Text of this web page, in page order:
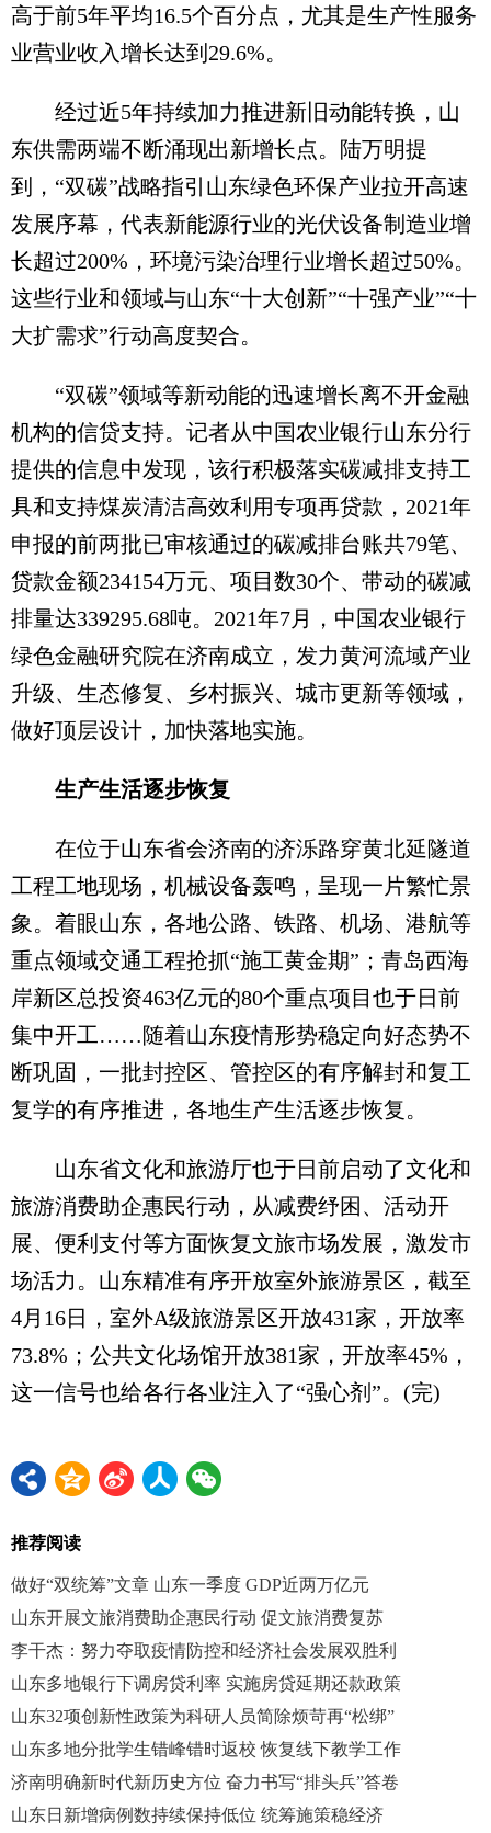
高于前5年平均16.5个百分点，尤其是生产性服务
业营业收入增长达到29.6%。
经过近5年持续加力推进新旧动能转换，山
东供需两端不断涌现出新增长点。陆万明提
到，“双碳”战略指引山东绿色环保产业拉开高速
发展序幕，代表新能源行业的光伏设备制造业增
长超过200%，环境污染治理行业增长超过50%。
这些行业和领域与山东“十大创新”“十强产业”“十
大扩需求”行动高度契合。
“双碳”领域等新动能的迅速增长离不开金融
机构的信贷支持。记者从中国农业银行山东分行
提供的信息中发现，该行积极落实碳减排支持工
具和支持煤炭清洁高效利用专项再贷款，2021年
申报的前两批已审核通过的碳减排台账共79笔、
贷款金额234154万元、项目数30个、带动的碳减
排量达339295.68吨。2021年7月，中国农业银行
绿色金融研究院在济南成立，发力黄河流域产业
升级、生态修复、乡村振兴、城市更新等领域，
做好顶层设计，加快落地实施。
生产生活逐步恢复
在位于山东省会济南的济泺路穿黄北延隧道
工程工地现场，机械设备轰鸣，呈现一片繁忙景
象。着眼山东，各地公路、铁路、机场、港航等
重点领域交通工程抢抓“施工黄金期”；青岛西海
岸新区总投资463亿元的80个重点项目也于日前
集中开工……随着山东疫情形势稳定向好态势不
断巩固，一批封控区、管控区的有序解封和复工
复学的有序推进，各地生产生活逐步恢复。
山东省文化和旅游厅也于日前启动了文化和
旅游消费助企惠民行动，从减费纾困、活动开
展、便利支付等方面恢复文旅市场发展，激发市
场活力。山东精准有序开放室外旅游景区，截至
4月16日，室外A级旅游景区开放431家，开放率
73.8%；公共文化场馆开放381家，开放率45%，
这一信号也给各行各业注入了“强心剂”。(完)
推荐阅读
做好“双统筹”文章 山东一季度 GDP近两万亿元
山东开展文旅消费助企惠民行动 促文旅消费复苏
李干杰：努力夺取疫情防控和经济社会发展双胜利
山东多地银行下调房贷利率 实施房贷延期还款政策
山东32项创新性政策为科研人员简除烦苛再“松绑”
山东多地分批学生错峰错时返校 恢复线下教学工作
济南明确新时代新历史方位 奋力书写“排头兵”答卷
山东日新增病例数持续保持低位 统筹施策稳经济